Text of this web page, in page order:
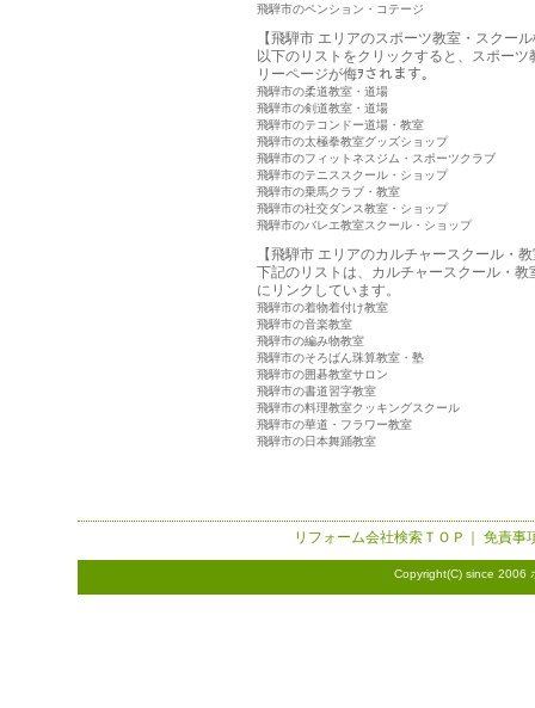
飛騨市のペンション・コテージ
【飛騨市 エリアのスポーツ教室・スクー
以下のリストをクリックすると、スポー
リーページが侮ｦされます。
飛騨市の柔道教室・道場
飛騨市の剣道教室・道場
飛騨市のテコンドー道場・教室
飛騨市の太極拳教室グッズショップ
飛騨市のフィットネスジム・スポーツクラブ
飛騨市のテニススクール・ショップ
飛騨市の乗馬クラブ・教室
飛騨市の社交ダンス教室・ショップ
飛騨市のバレエ教室スクール・ショップ
【飛騨市 エリアのカルチャースクール・
下記のリストは、カルチャースクール・
にリンクしています。
飛騨市の着物着付け教室
飛騨市の音楽教室
飛騨市の編み物教室
飛騨市のそろばん珠算教室・塾
飛騨市の囲碁教室サロン
飛騨市の書道習字教室
飛騨市の料理教室クッキングスクール
飛騨市の華道・フラワー教室
飛騨市の日本舞踊教室
リフォーム会社検索ＴＯＰ｜ 免責事
Copyright(C) since 2006